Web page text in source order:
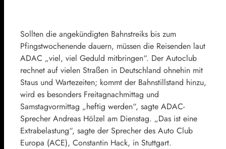
Sollten die angekündigten Bahnstreiks bis zum
Pfingstwochenende dauern, müssen die Reisenden laut
ADAC „viel, viel Geduld mitbringen“. Der Autoclub
rechnet auf vielen Straßen in Deutschland ohnehin mit
Staus und Wartezeiten; kommt der Bahnstillstand hinzu,
wird es besonders Freitagnachmittag und
Samstagvormittag „heftig werden“, sagte ADAC-
Sprecher Andreas Hölzel am Dienstag. „Das ist eine
Extrabelastung“, sagte der Sprecher des Auto Club
Europa (ACE), Constantin Hack, in Stuttgart.